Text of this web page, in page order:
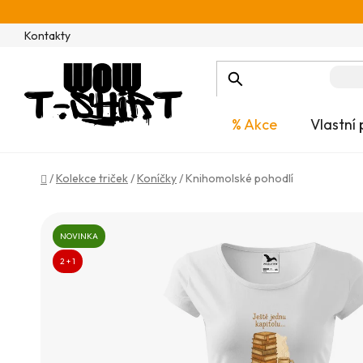
na
obsahKontakty
% Akce Vlastní
Domů
/Kolekce triček/Koníčky/Knihomolské pohodlí
NOVINKA
2 + 1